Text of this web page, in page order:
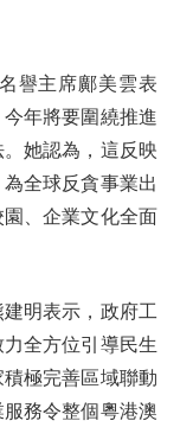
譽主席鄺美雲表
年將要圍繞推進
她認為，這反映
全球反貪事業出
、企業文化全面
明表示，政府工
全方位引導民生
極完善區域聯動
務令整個粵港澳